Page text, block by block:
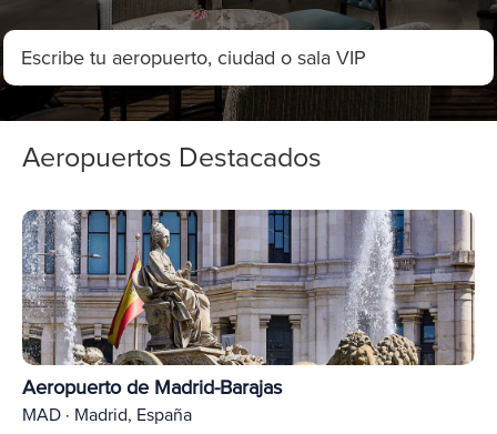
Aeropuertos Destacados
Aeropuerto de Madrid-Barajas
MAD · Madrid, España